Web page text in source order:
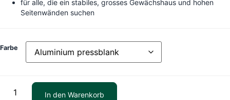
für alle, die ein stabiles, grosses Gewächshaus und hohen
Seitenwänden suchen
Farbe
In den Warenkorb